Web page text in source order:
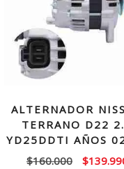
ALTERNADOR
TERRANO D22
YD25DDTI AÑOS
$160.000
El
$